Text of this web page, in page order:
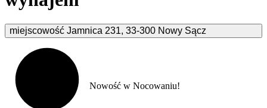
miejscowość Jamnica 231, 33-300 Nowy Sącz
Nowość w Nocowaniu!